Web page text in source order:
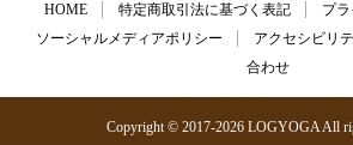
HOME 特定商取引法に基づく表記
プ
ソーシャルメディアポリシー
アクセシビリ
合わせ
Copyright © 2017-2026 LOGYOGA All